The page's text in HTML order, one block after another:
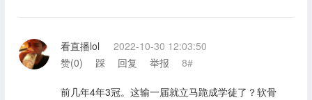
看直播lol
2022-10-30 12:03:50
赞(0) 踩 回复 举报 8#
前几年4年3冠。这输一届就立马跪成学徒了？软骨